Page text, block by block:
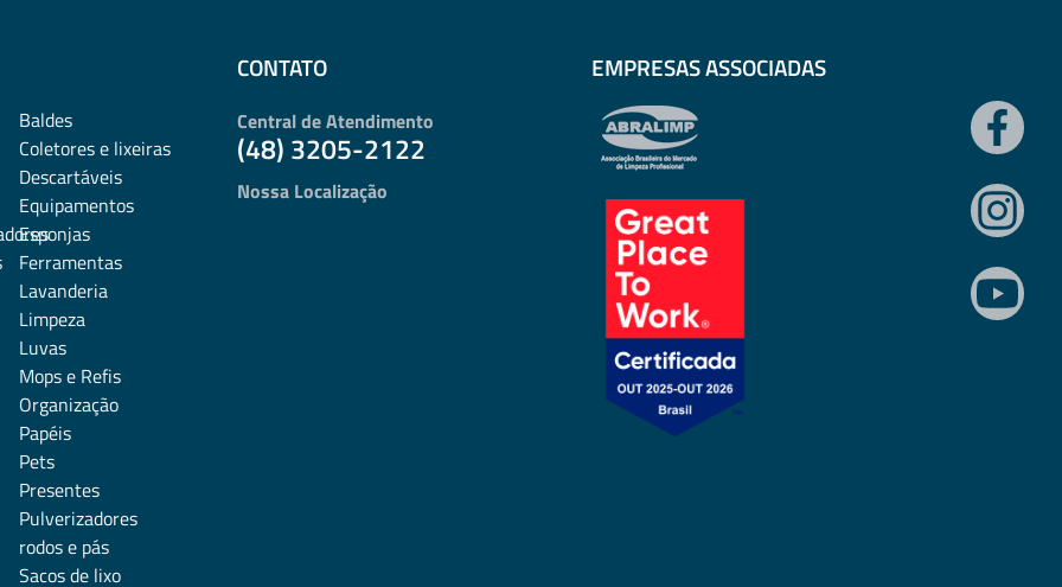
Baldes
Coletores e lixeiras
Descartáveis
Equipamentos
Esponjas
Ferramentas
Lavanderia
Limpeza
Luvas
Mops e Refis
Organização
Papéis
Pets
Presentes
Pulverizadores
rodos e pás
Sacos de lixo
CONTATO
Central de Atendimento
(48) 3205-2122
Nossa Localização
EMPRESAS ASSOCIADAS